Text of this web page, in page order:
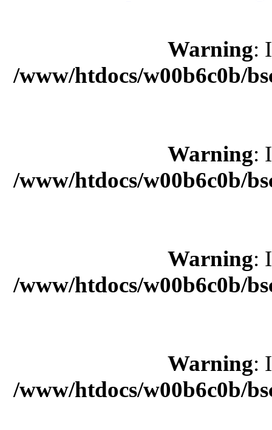
Warning:
/www/htdocs/w00b6c0b/
Warning:
/www/htdocs/w00b6c0b/
Warning:
/www/htdocs/w00b6c0b/
Warning:
/www/htdocs/w00b6c0b/